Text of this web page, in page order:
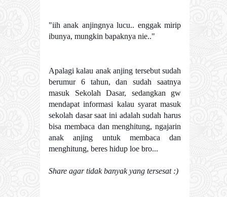
"iih anak anjingnya lucu.. enggak mirip
ibunya, mungkin bapaknya nie.."
Apalagi kalau anak anjing tersebut sudah
berumur 6 tahun, dan sudah saatnya
masuk Sekolah Dasar, sedangkan gw
mendapat informasi kalau syarat masuk
sekolah dasar saat ini adalah sudah harus
bisa membaca dan menghitung, ngajarin
anak anjing untuk membaca dan
menghitung, beres hidup loe bro...
Share agar tidak banyak yang tersesat :)